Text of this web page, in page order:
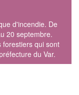
d'incendie. De
20 septembre.
forestiers qui sont
du Var.